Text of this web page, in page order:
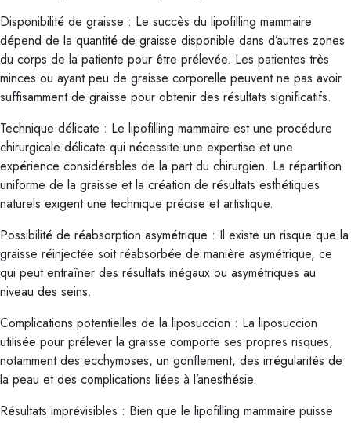
Disponibilité de graisse : Le succès du lipofilling mammaire
dépend de la quantité de graisse disponible dans d’autres zones
du corps de la patiente pour être prélevée. Les patientes très
minces ou ayant peu de graisse corporelle peuvent ne pas avoir
suffisamment de graisse pour obtenir des résultats significatifs.
Technique délicate : Le lipofilling mammaire est une procédure
chirurgicale délicate qui nécessite une expertise et une
expérience considérables de la part du chirurgien. La répartition
uniforme de la graisse et la création de résultats esthétiques
naturels exigent une technique précise et artistique.
Possibilité de réabsorption asymétrique : Il existe un risque que la
graisse réinjectée soit réabsorbée de manière asymétrique, ce
qui peut entraîner des résultats inégaux ou asymétriques au
niveau des seins.
Complications potentielles de la liposuccion : La liposuccion
utilisée pour prélever la graisse comporte ses propres risques,
notamment des ecchymoses, un gonflement, des irrégularités de
la peau et des complications liées à l’anesthésie.
Résultats imprévisibles : Bien que le lipofilling mammaire puisse